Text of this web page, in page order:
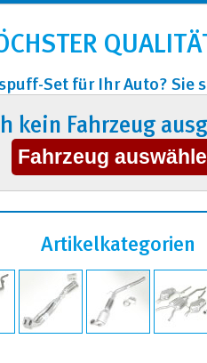
Set für Ihr Auto? Sie
kein Fahrzeug
Artikelkategorien